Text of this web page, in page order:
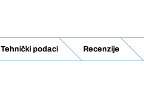
Tehnički podaci Recenzije